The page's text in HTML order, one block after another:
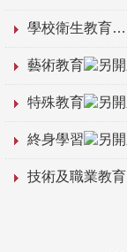
學校衛生教育
藝術教育
特殊教育
終身學習
技術及職業教育